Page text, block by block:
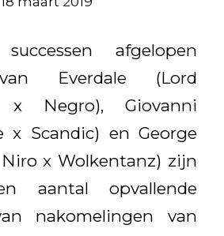
afgelopen
Everdale (Lord
x Negro), Giovanni
x Scandic) en George
x Wolkentanz) zijn
aantal opvallende
nakomelingen van